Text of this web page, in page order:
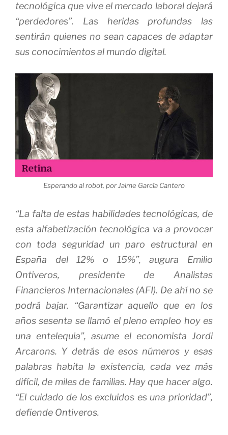
tecnológica que vive el mercado laboral dejará
“perdedores”. Las heridas profundas las
sentirán quienes no sean capaces de adaptar
sus conocimientos al mundo digital.
Esperando al robot, por Jaime García Cantero
“La falta de estas habilidades tecnológicas, de
esta alfabetización tecnológica va a provocar
con toda seguridad un paro estructural en
España del 12% o 15%”, augura Emilio
Ontiveros, presidente de Analistas
Financieros Internacionales (AFI). De ahí no se
podrá bajar. “Garantizar aquello que en los
años sesenta se llamó el pleno empleo hoy es
una entelequia”, asume el economista Jordi
Arcarons. Y detrás de esos números y esas
palabras habita la existencia, cada vez más
difícil, de miles de familias. Hay que hacer algo.
“El cuidado de los excluidos es una prioridad”,
defiende Ontiveros.